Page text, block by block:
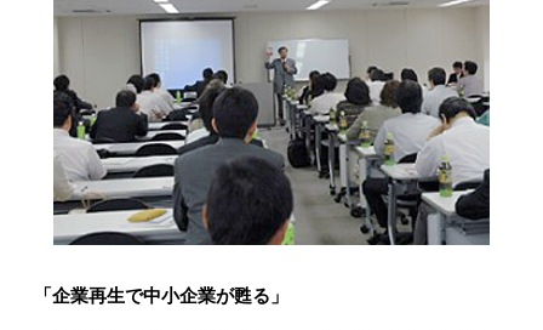
「企業再生で中小企業が甦る」